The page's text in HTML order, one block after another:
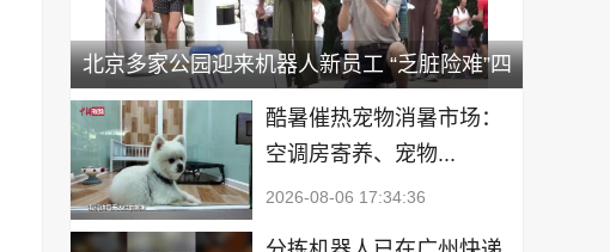
北京多家公园迎来机器人新员工 “乏脏险难”四
类场景优先上岗
酷暑催热宠物消暑市场：
空调房寄养、宠物...
2026-08-06 17:34:36